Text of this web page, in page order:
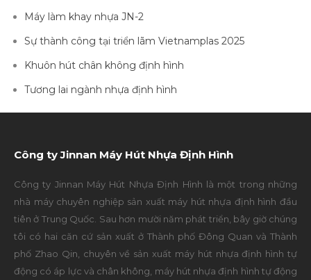
Máy làm khay nhựa JN-2
Sự thành công tại triển lãm Vietnamplas 2025
Khuôn hút chân không định hình
Tương lai ngành nhựa định hình
Công ty Jinnan Máy Hút Nhựa Định Hình
Công ty Jinnan Máy Hút Nhựa Định Hình là một trong những
nhà máy chuyên nghiệp sản xuất máy hút nhựa định hình đầu
tiên ở Trung Quốc. Sau hơn mười năm phát triển, bây giờ chúng
tôi có hai căn cứ sản xuất ở Thành phố Đông Quan và Thành
phố Zhao Qin, chuyên về sản xuất máy hút nhựa định hình tự
động có áp lực và chân không, máy hút nhựa định hình tự động